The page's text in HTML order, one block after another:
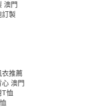
澳門
訂製
衣推薦
澳門
T恤